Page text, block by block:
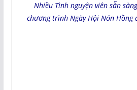
Nhiều Tình nguyện viên sẵn
chương trình Ngày Hội Nón